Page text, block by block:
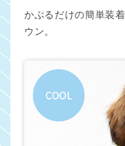
かぶるだけの簡単装
ウン。